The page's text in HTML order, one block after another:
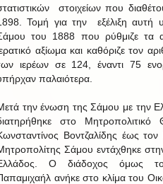
στοιχείων που
Τομή για την εξέλιξη αυτή
του 1888 που ρύθμιζε τα
αξίωμα και καθόριζε τον
ιερέων σε 124, έναντι 75
παλαιότερα.
την ένωση της Σάμου με την
στο
Βοντζαλίδης έως
Σάμου εντάχθηκε
Ο διάδοχος όμως του
ανήκε στο κλίμα του